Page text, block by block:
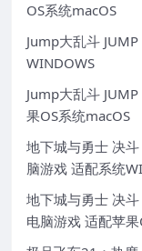
OS系统macOS
Jump大乱斗
WINDOWS
Jump大乱斗
果OS系统macOS
地下城与勇士 决
脑游戏 适配系统
地下城与勇士 决
电脑游戏 适配苹